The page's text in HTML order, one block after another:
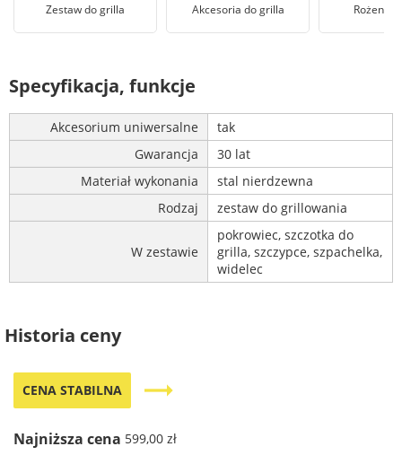
Zestaw do grilla Akcesoria do grilla Rożen
Specyfikacja, funkcje
Akcesorium uniwersalne
tak
Gwarancja
30 lat
Materiał wykonania
stal nierdzewna
Rodzaj
zestaw do grillowania
W zestawie
pokrowiec, szczotka do
grilla, szczypce, szpachelka,
widelec
Historia ceny
CENA STABILNA trending_flat
Najniższa cena 599,00 zł